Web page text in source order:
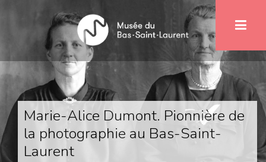
principal
Marie-Alice Dumont. Pionnière de
la photographie au Bas-Saint-
Laurent